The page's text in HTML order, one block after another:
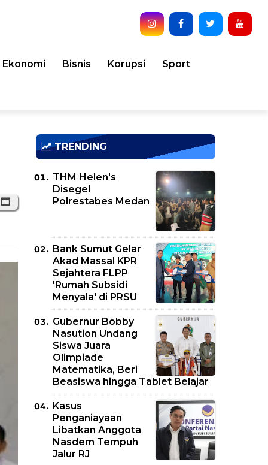
Ekonomi Bisnis Korupsi Sport
TRENDING
THM Helen's
Disegel
Polrestabes Medan
Bank Sumut Gelar
Akad Massal KPR
Sejahtera FLPP
'Rumah Subsidi
Menyala' di PRSU
Gubernur Bobby
Nasution Undang
Siswa Juara
Olimpiade
Matematika, Beri
Beasiswa hingga Tablet Belajar
Kasus
Penganiayaan
Libatkan Anggota
Nasdem Tempuh
Jalur RJ